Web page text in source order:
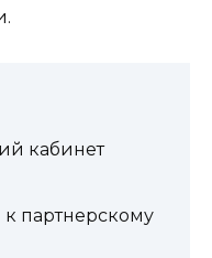
кабинет
к партнерскому